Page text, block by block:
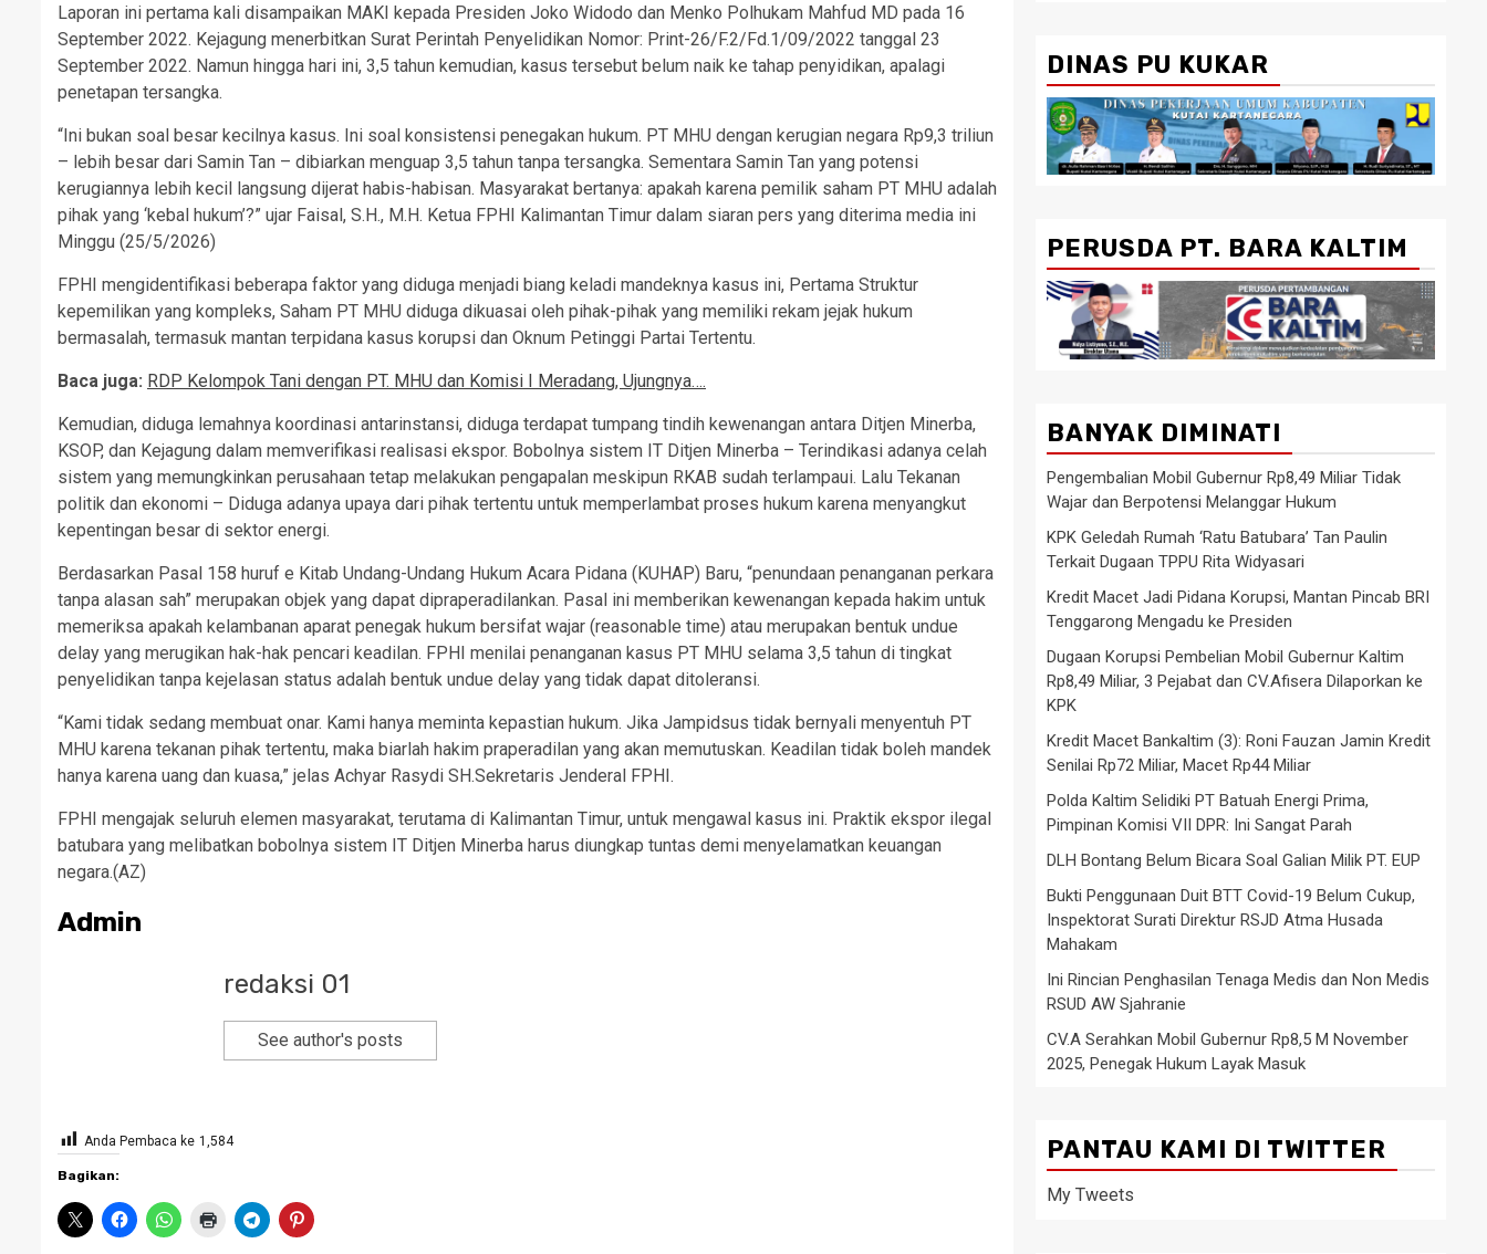
Laporan ini pertama kali disampaikan MAKI kepada Presiden Joko Widodo dan Menko Polhukam Mahfud MD pada 16
September 2022. Kejagung menerbitkan Surat Perintah Penyelidikan Nomor: Print-26/F.2/Fd.1/09/2022 tanggal 23
September 2022. Namun hingga hari ini, 3,5 tahun kemudian, kasus tersebut belum naik ke tahap penyidikan, apalagi
penetapan tersangka.
“Ini bukan soal besar kecilnya kasus. Ini soal konsistensi penegakan hukum. PT MHU dengan kerugian negara Rp9,3 triliun
– lebih besar dari Samin Tan – dibiarkan menguap 3,5 tahun tanpa tersangka. Sementara Samin Tan yang potensi
kerugiannya lebih kecil langsung dijerat habis-habisan. Masyarakat bertanya: apakah karena pemilik saham PT MHU adalah
pihak yang ‘kebal hukum’?” ujar Faisal, S.H., M.H. Ketua FPHI Kalimantan Timur dalam siaran pers yang diterima media ini
Minggu (25/5/2026)
FPHI mengidentifikasi beberapa faktor yang diduga menjadi biang keladi mandeknya kasus ini, Pertama Struktur
kepemilikan yang kompleks, Saham PT MHU diduga dikuasai oleh pihak-pihak yang memiliki rekam jejak hukum
bermasalah, termasuk mantan terpidana kasus korupsi dan Oknum Petinggi Partai Tertentu.
Baca juga: RDP Kelompok Tani dengan PT. MHU dan Komisi I Meradang, Ujungnya….
Kemudian, diduga lemahnya koordinasi antarinstansi, diduga terdapat tumpang tindih kewenangan antara Ditjen Minerba,
KSOP, dan Kejagung dalam memverifikasi realisasi ekspor. Bobolnya sistem IT Ditjen Minerba – Terindikasi adanya celah
sistem yang memungkinkan perusahaan tetap melakukan pengapalan meskipun RKAB sudah terlampaui. Lalu Tekanan
politik dan ekonomi – Diduga adanya upaya dari pihak tertentu untuk memperlambat proses hukum karena menyangkut
kepentingan besar di sektor energi.
Berdasarkan Pasal 158 huruf e Kitab Undang-Undang Hukum Acara Pidana (KUHAP) Baru, “penundaan penanganan perkara
tanpa alasan sah” merupakan objek yang dapat dipraperadilankan. Pasal ini memberikan kewenangan kepada hakim untuk
memeriksa apakah kelambanan aparat penegak hukum bersifat wajar (reasonable time) atau merupakan bentuk undue
delay yang merugikan hak-hak pencari keadilan. FPHI menilai penanganan kasus PT MHU selama 3,5 tahun di tingkat
penyelidikan tanpa kejelasan status adalah bentuk undue delay yang tidak dapat ditoleransi.
“Kami tidak sedang membuat onar. Kami hanya meminta kepastian hukum. Jika Jampidsus tidak bernyali menyentuh PT
MHU karena tekanan pihak tertentu, maka biarlah hakim praperadilan yang akan memutuskan. Keadilan tidak boleh mandek
hanya karena uang dan kuasa,” jelas Achyar Rasydi SH.Sekretaris Jenderal FPHI.
FPHI mengajak seluruh elemen masyarakat, terutama di Kalimantan Timur, untuk mengawal kasus ini. Praktik ekspor ilegal
batubara yang melibatkan bobolnya sistem IT Ditjen Minerba harus diungkap tuntas demi menyelamatkan keuangan
negara.(AZ)
Admin
redaksi 01
See author's posts
Anda Pembaca ke 1,584
Bagikan:
DINAS PU KUKAR
PERUSDA PT. BARA KALTIM
BANYAK DIMINATI
Pengembalian Mobil Gubernur Rp8,49 Miliar Tidak
Wajar dan Berpotensi Melanggar Hukum
KPK Geledah Rumah ‘Ratu Batubara’ Tan Paulin
Terkait Dugaan TPPU Rita Widyasari
Kredit Macet Jadi Pidana Korupsi, Mantan Pincab BRI
Tenggarong Mengadu ke Presiden
Dugaan Korupsi Pembelian Mobil Gubernur Kaltim
Rp8,49 Miliar, 3 Pejabat dan CV.Afisera Dilaporkan ke
KPK
Kredit Macet Bankaltim (3): Roni Fauzan Jamin Kredit
Senilai Rp72 Miliar, Macet Rp44 Miliar
Polda Kaltim Selidiki PT Batuah Energi Prima,
Pimpinan Komisi VII DPR: Ini Sangat Parah
DLH Bontang Belum Bicara Soal Galian Milik PT. EUP
Bukti Penggunaan Duit BTT Covid-19 Belum Cukup,
Inspektorat Surati Direktur RSJD Atma Husada
Mahakam
Ini Rincian Penghasilan Tenaga Medis dan Non Medis
RSUD AW Sjahranie
CV.A Serahkan Mobil Gubernur Rp8,5 M November
2025, Penegak Hukum Layak Masuk
PANTAU KAMI DI TWITTER
My Tweets